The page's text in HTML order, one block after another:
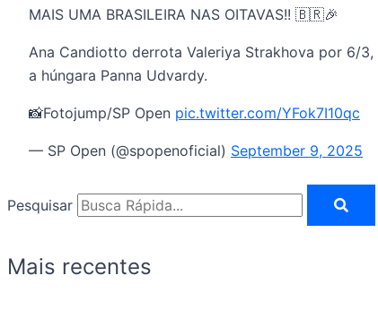
MAIS UMA BRASILEIRA NAS OITAVAS!! 🇧🇷🎉
Ana Candiotto derrota Valeriya Strakhova por 6/
a húngara Panna Udvardy.
📸Fotojump/SP Open pic.twitter.com/YFok7I10qc
— SP Open (@spopenoficial) September 9, 2025
Pesquisar
Mais recentes